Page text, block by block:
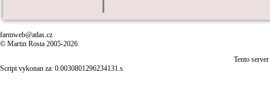
farmweb@atlas.cz
© Martin Rosta 2005-2026
Tento
Script vykonan za: 0.0030801296234131.s